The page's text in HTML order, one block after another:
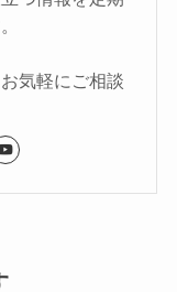
気軽にご相談